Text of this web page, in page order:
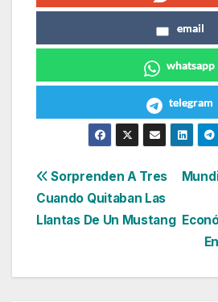
email
whatsapp
telegram
Navegación
de
Sorprenden A Tres
Cuando Quitaban Las
Llantas De Un Mustang